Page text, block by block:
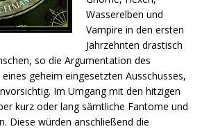
Wasserelben und
Vampire in den ersten
Jahrzehnten drastisch
so die Argumentation des
geheim eingesetzten Ausschusses,
Im Umgang mit den hitzigen
kurz oder lang sämtliche Fantome und
Diese würden anschließend die